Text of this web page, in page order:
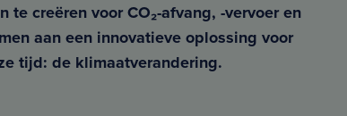
te creëren voor CO₂-afvang, -vervoer en
aan een innovatieve oplossing voor
tijd: de klimaatverandering.